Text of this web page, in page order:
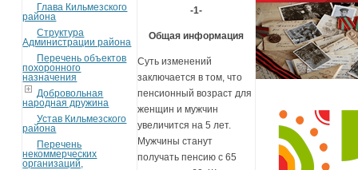
Глава Кильмезского
района
Структура
Администрации района
Перечень объектов
похоронного
назначения
Добровольная
народная дружина
Устав Кильмезского
района
Перечень
некоммерческих
организаций,
-1-
Общая информация
Суть изменений
заключается в том, что
пенсионный возраст для
женщин и мужчин
увеличится на 5 лет.
Мужчины станут
получать пенсию с 65